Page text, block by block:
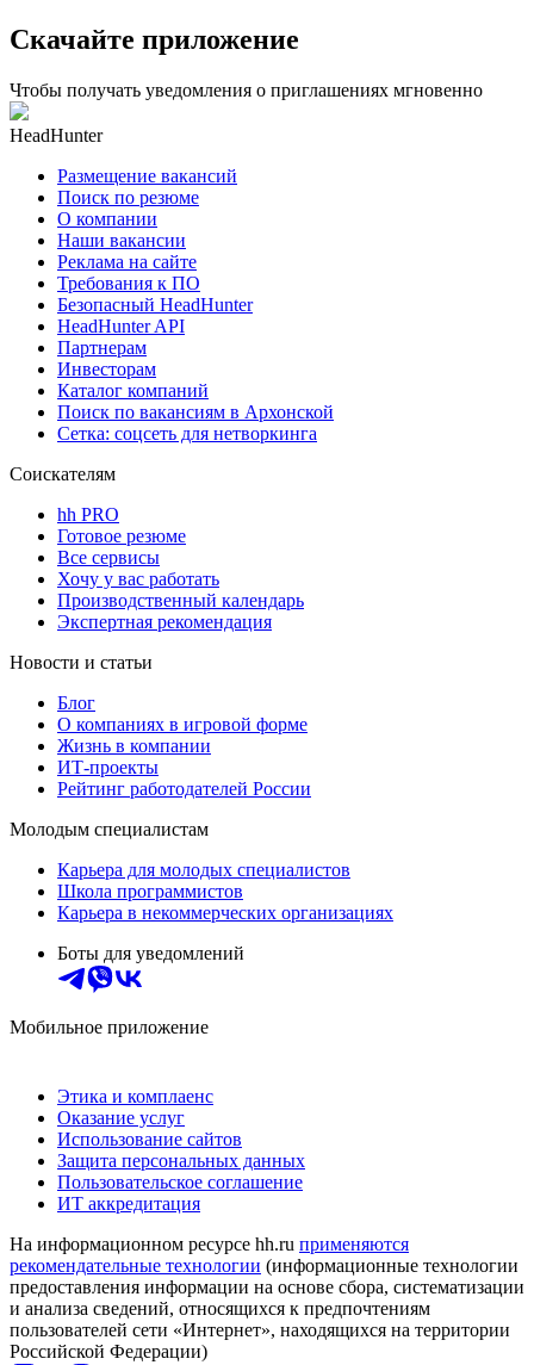
Скачайте приложение
Чтобы получать уведомления о приглашениях мгновенно
HeadHunter
Размещение вакансий
Поиск по резюме
О компании
Наши вакансии
Реклама на сайте
Требования к ПО
Безопасный HeadHunter
HeadHunter API
Партнерам
Инвесторам
Каталог компаний
Поиск по вакансиям в Архонской
Сетка: соцсеть для нетворкинга
Соискателям
hh PRO
Готовое резюме
Все сервисы
Хочу у вас работать
Производственный календарь
Экспертная рекомендация
Новости и статьи
Блог
О компаниях в игровой форме
Жизнь в компании
ИТ-проекты
Рейтинг работодателей России
Молодым специалистам
Карьера для молодых специалистов
Школа программистов
Карьера в некоммерческих организациях
Боты для уведомлений
Мобильное приложение
Этика и комплаенс
Оказание услуг
Использование сайтов
Защита персональных данных
Пользовательское соглашение
ИТ аккредитация
На информационном ресурсе hh.ru применяются
рекомендательные технологии (информационные технологии
предоставления информации на основе сбора, систематизации
и анализа сведений, относящихся к предпочтениям
пользователей сети «Интернет», находящихся на территории
Российской Федерации)